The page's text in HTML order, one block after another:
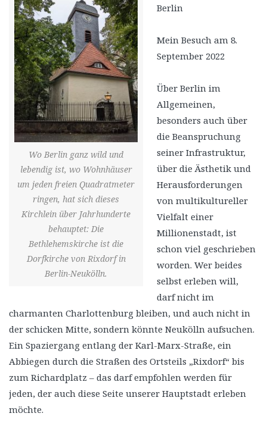
Wo Berlin ganz wild und
lebendig ist, wo Wohnhäuser
um jeden freien Quadratmeter
ringen, hat sich dieses
Kirchlein über Jahrhunderte
behauptet: Die
Bethlehemskirche ist die
Dorfkirche von Rixdorf in
Berlin-Neukölln.
Berlin
Mein Besuch am 8.
September 2022
Über Berlin im
Allgemeinen,
besonders auch über
die Beanspruchung
seiner Infrastruktur,
über die Ästhetik und
Herausforderungen
von multikultureller
Vielfalt einer
Millionenstadt, ist
schon viel geschrieben
worden. Wer beides
selbst erleben will,
darf nicht im
charmanten Charlottenburg bleiben, und auch nicht in
der schicken Mitte, sondern könnte Neukölln aufsuchen.
Ein Spaziergang entlang der Karl-Marx-Straße, ein
Abbiegen durch die Straßen des Ortsteils „Rixdorf“ bis
zum Richardplatz – das darf empfohlen werden für
jeden, der auch diese Seite unserer Hauptstadt erleben
möchte.